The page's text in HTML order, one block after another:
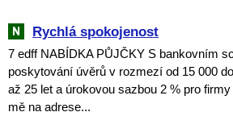
Rychlá spokojenost
7 edff NABÍDKA PŮJČKY S bankovním
poskytování úvěrů v rozmezí od 15 000
až 25 let a úrokovou sazbou 2 % pro
mě na adrese...